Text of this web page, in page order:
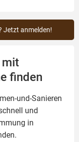
Jetzt anmelden!
mit
finden
und-Sanieren
und
in